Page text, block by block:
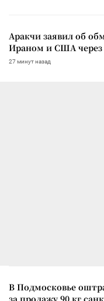
Аракчи заявил об
Ираном и США через
27 минут назад
В Подмосковье